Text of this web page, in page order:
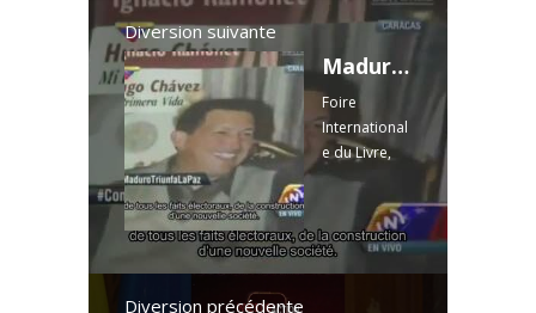
Diversion suivante
Maduro et Michel Collon dialoguent à propos de Chávez
Foire
International
e du Livre,
Caracas,
Venezuela,
23 Mars
2014. Pour
commander
Diversion précédente